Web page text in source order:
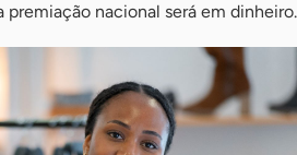
premiação nacional será em dinheiro.